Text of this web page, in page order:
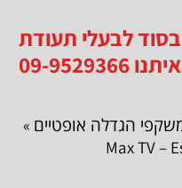
לבעלי תעודת
הגדלה אופטיים »